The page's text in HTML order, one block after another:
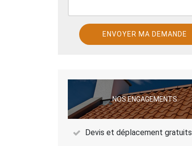
NOS ENGAGEMENTS
Devis et déplacement gratuits